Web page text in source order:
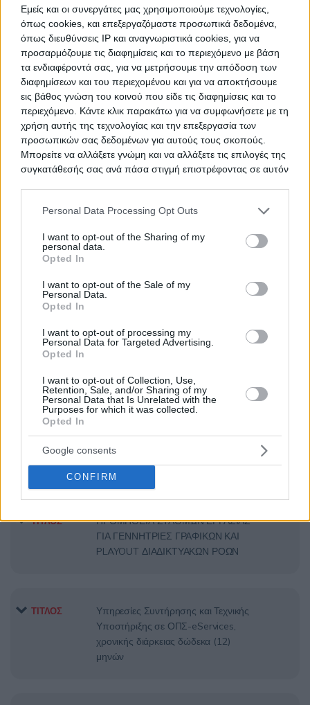
Εμείς και οι συνεργάτες μας χρησιμοποιούμε τεχνολογίες,
όπως cookies, και επεξεργαζόμαστε προσωπικά δεδομένα,
όπως διευθύνσεις IP και αναγνωριστικά cookies, για να
προσαρμόζουμε τις διαφημίσεις και το περιεχόμενο με βάση
τα ενδιαφέροντά σας, για να μετρήσουμε την απόδοση των
διαφημίσεων και του περιεχομένου και για να αποκτήσουμε
εις βάθος γνώση του κοινού που είδε τις διαφημίσεις και το
περιεχόμενο. Κάντε κλικ παρακάτω για να συμφωνήσετε με τη
χρήση αυτής της τεχνολογίας και την επεξεργασία των
προσωπικών σας δεδομένων για αυτούς τους σκοπούς.
Μπορείτε να αλλάξετε γνώμη και να αλλάξετε τις επιλογές της
συγκατάθεσής σας ανά πάσα στιγμή επιστρέφοντας σε αυτόν
Please note that this website/app uses one or more Google
not limited to your visit or usage behaviour. You may click to
grant or deny consent to Google and its third-party tags to
use your data for below specified purposes in below Google
consent section.
Personal Data Processing Opt Outs
I want to opt-out of the Sharing of my
personal data.
Opted In
I want to opt-out of the Sale of my
Personal Data.
Opted In
I want to opt-out of processing my
Personal Data for Targeted Advertising.
Opted In
I want to opt-out of Collection, Use,
Retention, Sale, and/or Sharing of my
Personal Data that Is Unrelated with the
Purposes for which it was collected.
Opted In
Google consents
CONFIRM
ΤΙΤΛΟΣ
Προμήθεια Εκπαιδευτικού και
Εργαστηριακού Εξοπλισμού των
εννέα Σχολών του ΕΜΠ»
ΤΙΤΛΟΣ Ανάπτυξη διαδικτυακής εφαρμογής
ΤΙΤΛΟΣ
Προμήθεια μίας (1) συσκευής
προσομοίωσης ανατροπής/
ΤΙΤΛΟΣ
Ολοκληρωμένη παρέμβαση στην
περιοχή των οδών
ΤΙΤΛΟΣ
ΤΙΤΛΟΣ
ΔΙΑΚΗΡΥΞΗ ΓΙΑ «ΔΙΚΤΥΟ
ΚΑΙΝΟΤΟΜΙΑΣ…ΔΙΑΔΗΜΟΤΙΚΟ
ΤΙΤΛΟΣ
ΠΡΟΜΗΘΕΙΑ ΣΤΑΘΜΩΝ ΕΡΓΑΣΙΑΣ
ΓΙΑ ΓΕΝΝΗΤΡΙΕΣ ΓΡΑΦΙΚΩΝ ΚΑΙ
PLAYOUT ΔΙΑΔΙΚΤΥΑΚΩΝ ΡΟΩΝ
ΤΙΤΛΟΣ
Υπηρεσίες Συντήρησης και Τεχνικής
Υποστήριξης σε ΟΠΣ-eServices,
χρονικής διάρκειας δώδεκα (12)
μηνών